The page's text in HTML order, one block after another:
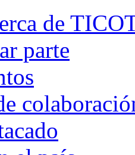
de
parte